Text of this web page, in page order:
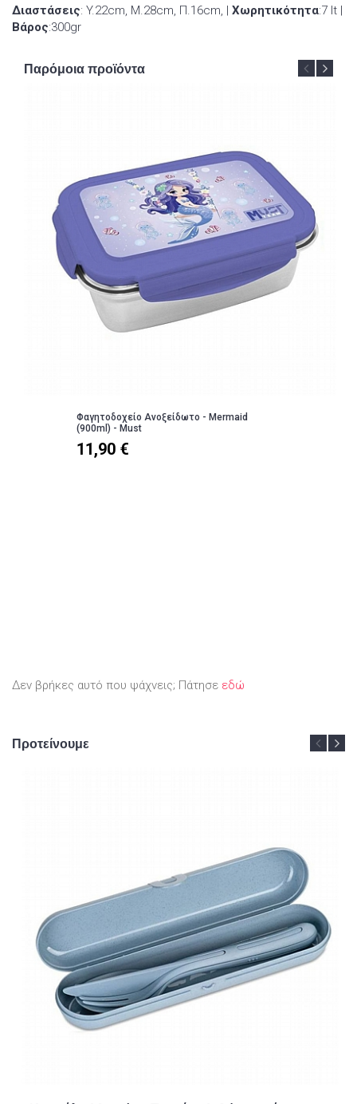
Διαστάσεις: Y.22cm, Μ.28cm, Π.16cm, | Χωρητικότητα:7 lt |
Βάρος:300gr
Παρόμοια προϊόντα
Φαγητοδοχείο Ανοξείδωτο - Mermaid
(900ml) - Must
11,90 €
Δεν βρήκες αυτό που ψάχνεις; Πάτησε εδώ
Προτείνουμε